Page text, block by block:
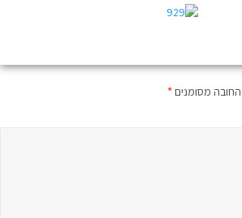
מסומנים*